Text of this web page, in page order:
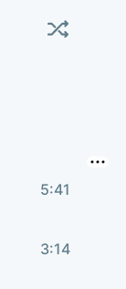
5:41
3:14